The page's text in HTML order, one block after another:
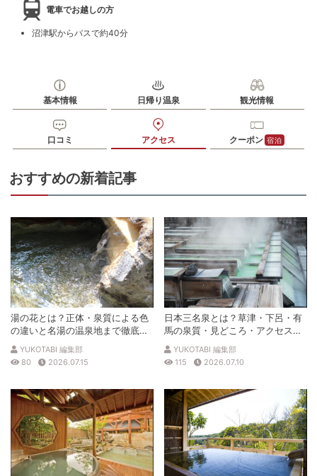
電車でお越しの方
沼津駅からバスで約40分
基本情報 日帰り温泉 観光情報
口コミ アクセス クーポン 宿泊
おすすめの新着記事
湯の花とは？正体・泉質による色
の違いと名湯の温泉地まで徹底解
説
YUKOTABI 編集部
80
2026.07.15
日本三名泉とは？草津・下呂・有
馬の泉質・見どころ・アクセスを
徹底解説
YUKOTABI 編集部
115
2026.07.10